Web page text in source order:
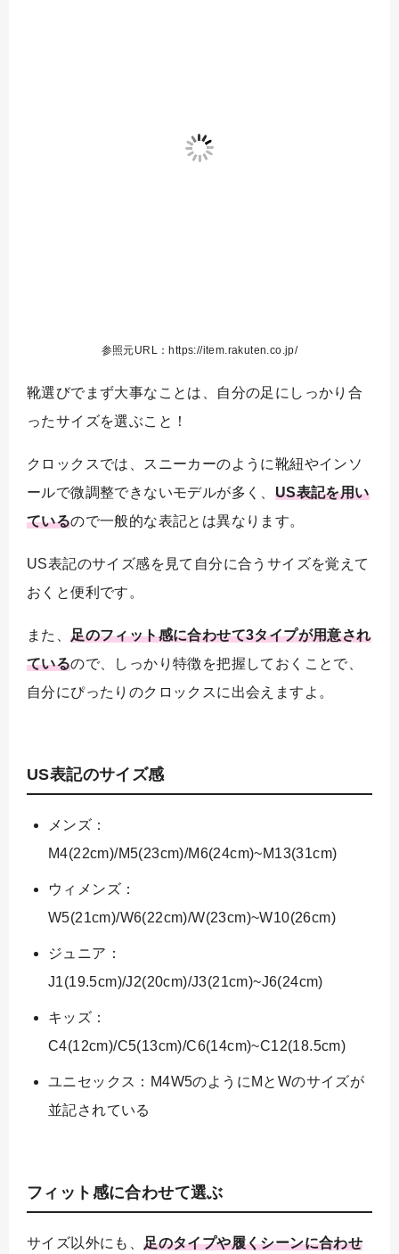
参照元URL：https://item.rakuten.co.jp/
靴選びでまず大事なことは、自分の足にしっかり合
ったサイズを選ぶこと！
クロックスでは、スニーカーのように靴紐やインソ
ールで微調整できないモデルが多く、 US表記を用い
ているので一般的な表記とは異なります。
US表記のサイズ感を見て自分に合うサイズを覚えて
おくと便利です。
また、足のフィット感に合わせて3タイプが用意され
ているので、しっかり特徴を把握しておくことで、
自分にぴったりのクロックスに出会えますよ。
US表記のサイズ感
メンズ：
M4(22cm)/M5(23cm)/M6(24cm)~M13(31cm)
ウィメンズ：
W5(21cm)/W6(22cm)/W(23cm)~W10(26cm)
ジュニア：
J1(19.5cm)/J2(20cm)/J3(21cm)~J6(24cm)
キッズ：
C4(12cm)/C5(13cm)/C6(14cm)~C12(18.5cm)
ユニセックス：M4W5のようにMとWのサイズが
並記されている
フィット感に合わせて選ぶ
サイズ以外にも、足のタイプや履くシーンに合わせ